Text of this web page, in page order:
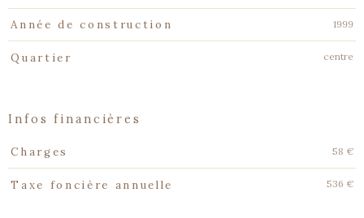
Année de construction 1999
Quartier centre
infos financières
Caractéristiques
Charges 58 €
Taxe foncière annuelle 536 €